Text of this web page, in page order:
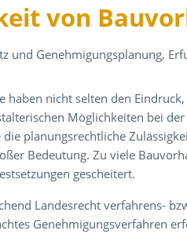
von
und Genehmigungsplanung,
nicht selten den Eindruck,
Möglichkeiten bei
planungsrechtliche
Bedeutung. Zu viele
gescheitert.
Landesrecht verfahrens-
Genehmigungsverfahren